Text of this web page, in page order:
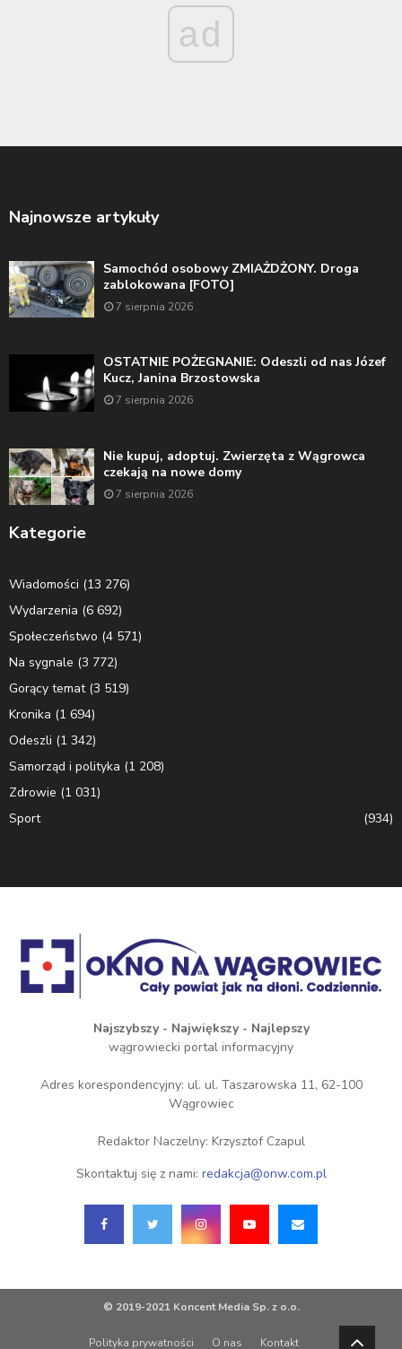
ad
Najnowsze artykuły
Samochód osobowy ZMIAŻDŻONY. Droga
zablokowana [FOTO]
7 sierpnia 2026
OSTATNIE POŻEGNANIE: Odeszli od nas Józef
Kucz, Janina Brzostowska
7 sierpnia 2026
Nie kupuj, adoptuj. Zwierzęta z Wągrowca
czekają na nowe domy
7 sierpnia 2026
Kategorie
Wiadomości (13 276)
Wydarzenia (6 692)
Społeczeństwo (4 571)
Na sygnale (3 772)
Gorący temat(3 519)
Kronika (1 694)
Odeszli (1 342)
Samorząd i polityka (1 208)
Zdrowie (1 031)
Sport
(934)
Najszybszy - Największy - Najlepszy
wągrowiecki portal informacyjny
Adres korespondencyjny: ul. ul. Taszarowska 11, 62-100
Wągrowiec
Redaktor Naczelny: Krzysztof Czapul
Skontaktuj się z nami: redakcja@onw.com.pl
© 2019-2021 Koncent Media Sp. z o.o.
Polityka prywatności O nas Kontakt